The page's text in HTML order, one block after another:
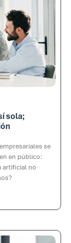
sola;
se
en público:
artificial no